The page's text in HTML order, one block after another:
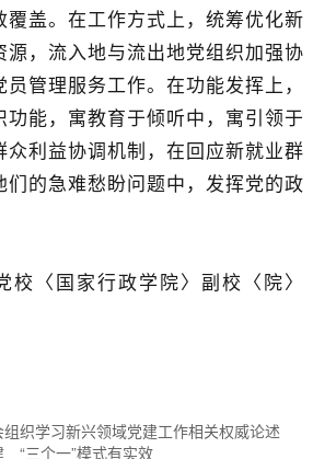
覆盖。在工作方式上，统筹优化新
源，流入地与流出地党组织加强协
管理服务工作。在功能发挥上，
功能，寓教育于倾听中，寓引领于
众利益协调机制，在回应新就业群
们的急难愁盼问题中，发挥党的政
校〈国家行政学院〉副校〈院〉
组织学习新兴领域党建工作相关权威论述
“三个一”模式有实效